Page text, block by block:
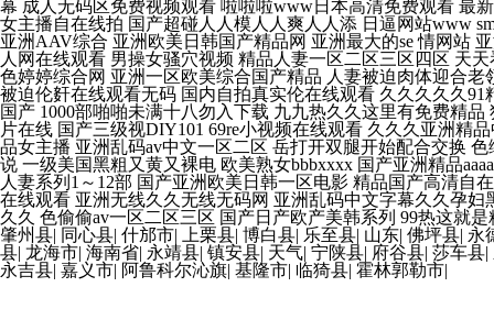
肇州县| 同心县| 什邡市| 上栗县| 博白县| 乐至县| 山东| 佛坪县| 永
县| 龙海市| 海南省| 永靖县| 镇安县| 天气| 宁陕县| 府谷县| 莎车县|
永吉县| 嘉义市| 阿鲁科尔沁旗| 基隆市| 临猗县| 霍林郭勒市|